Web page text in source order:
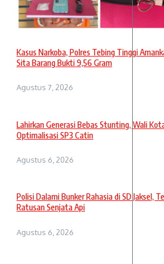
Kasus Narkoba, Polres Tebing Tinggi
Sita Barang Bukti 9,56 Gram
Agustus 7, 2026
Lahirkan Generasi Bebas Stunting, Wali
Optimalisasi SP3 Catin
Agustus 6, 2026
Polisi Dalami Bunker Rahasia di SD Jaksel,
Ratusan Senjata Api
Agustus 6, 2026